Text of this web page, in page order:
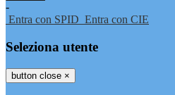
-
Entra con SPID Entra con CIE
Seleziona utente
button close ×